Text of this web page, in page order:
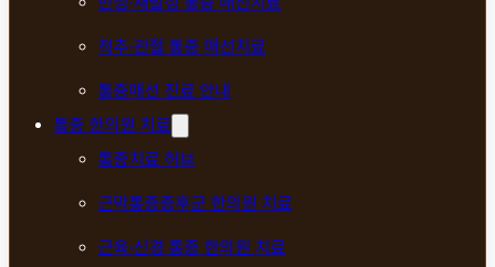
척추·관절 통증 매선치료
통증매선 진료 안내
통증 한의원 치료
통증치료 허브
근막통증증후군 한의원 치료
근육·신경 통증 한의원 치료